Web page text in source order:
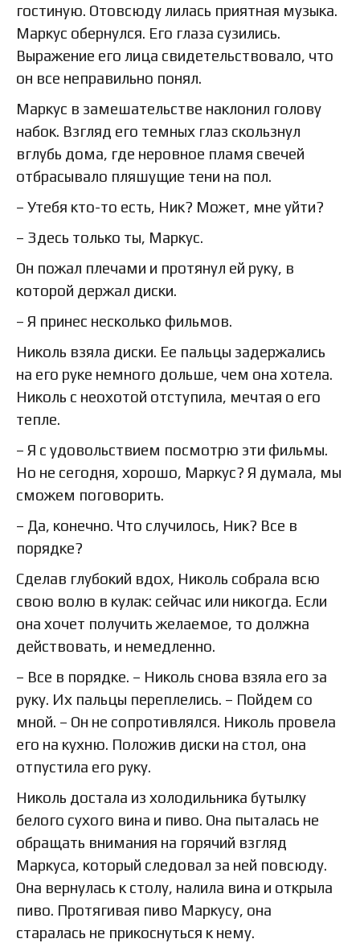
гостиную. Отовсюду лилась приятная музыка.
Маркус обернулся. Его глаза сузились.
Выражение его лица свидетельствовало, что
он все неправильно понял.
Маркус в замешательстве наклонил голову
набок. Взгляд его темных глаз скользнул
вглубь дома, где неровное пламя свечей
отбрасывало пляшущие тени на пол.
– Утебя кто-то есть, Ник? Может, мне уйти?
– Здесь только ты, Маркус.
Он пожал плечами и протянул ей руку, в
которой держал диски.
– Я принес несколько фильмов.
Николь взяла диски. Ее пальцы задержались
на его руке немного дольше, чем она хотела.
Николь с неохотой отступила, мечтая о его
тепле.
– Я с удовольствием посмотрю эти фильмы.
Но не сегодня, хорошо, Маркус? Я думала, мы
сможем поговорить.
– Да, конечно. Что случилось, Ник? Все в
порядке?
Сделав глубокий вдох, Николь собрала всю
свою волю в кулак: сейчас или никогда. Если
она хочет получить желаемое, то должна
действовать, и немедленно.
– Все в порядке. – Николь снова взяла его за
руку. Их пальцы переплелись. – Пойдем со
мной. – Он не сопротивлялся. Николь провела
его на кухню. Положив диски на стол, она
отпустила его руку.
Николь достала из холодильника бутылку
белого сухого вина и пиво. Она пыталась не
обращать внимания на горячий взгляд
Маркуса, который следовал за ней повсюду.
Она вернулась к столу, налила вина и открыла
пиво. Протягивая пиво Маркусу, она
старалась не прикоснуться к нему.